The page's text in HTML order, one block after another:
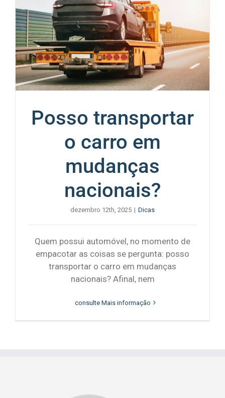
Posso transportar
o carro em
mudanças
nacionais?
dezembro 12th, 2025 | Dicas
Quem possui automóvel, no momento de
empacotar as coisas se pergunta: posso
transportar o carro em mudanças
nacionais? Afinal, nem
consulte Mais informação